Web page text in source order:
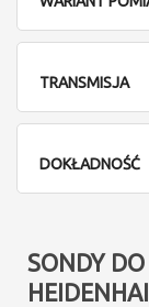
TRANSMISJA
DOKŁADNOŚĆ
SONDY